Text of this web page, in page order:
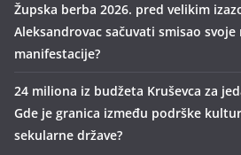
Župska berba 2026. pred velikim
Aleksandrovac sačuvati smisao
manifestacije?
24 miliona iz budžeta Kruševca za
Gde je granica između podrške
sekularne države?